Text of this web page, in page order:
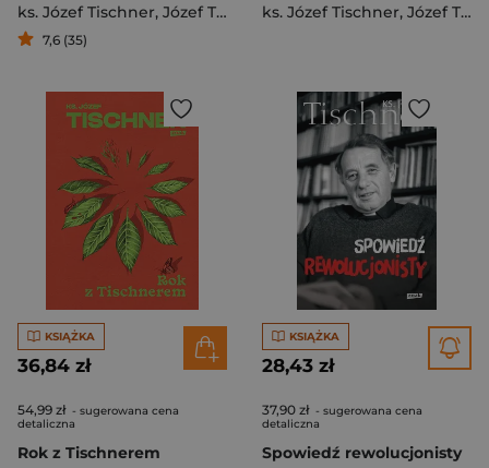
ks. Józef Tischner, Józef Tischner
7,6 (35)
ks. Józef Tischner, Józef Tischner
KSIĄŻKA
36,84 zł
54,99 zł - sugerowana cena
detaliczna
Rok z Tischnerem
KSIĄŻKA
28,43 zł
37,90 zł - sugerowana cena
detaliczna
Spowiedź rewolucjonisty